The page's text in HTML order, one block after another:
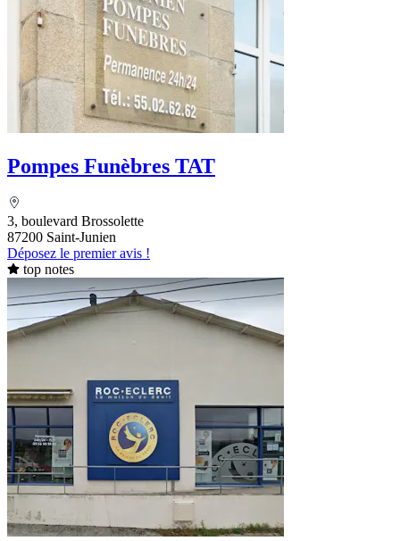
Pompes Funèbres TAT
3, boulevard Brossolette
87200 Saint-Junien
Déposez le premier avis !
top notes